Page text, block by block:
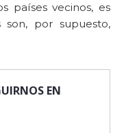
países vecinos, es
son, por supuesto,
EN